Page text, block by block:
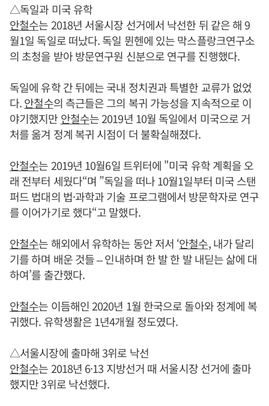
△독일과 미국 유학
안철수는 2018년 서울시장 선거에서 낙선한 뒤 같은 해 9
월1일 독일로 떠났다. 독일 뮌헨에 있는 막스플랑크연구소
의 초청을 받아 방문연구원 신분으로 연구를 진행했다.
독일에 유학 간 뒤에는 국내 정치권과 특별한 교류가 없었
다.안철수의 측근들은 그의 복귀 가능성을 지속적으로 이
야기했지만 안철수는 2019년 10월 독일에서 미국으로 거
처를 옮겨 정계 복귀 시점이 더 불확실해졌다.
안철수는 2019년 10월6일 트위터에 "미국 유학 계획을 오
래 전부터 세웠다“며 ”독일을 떠나 10월1일부터 미국 스탠
퍼드 법대의 법·과학과 기술 프로그램에서 방문학자로 연구
를 이어가기로 했다“고 말했다.
안철수는 해외에서 유학하는 동안 저서 ‘안철수, 내가 달리
기를 하며 배운 것들 – 인내하며 한 발 한 발 내딛는 삶에 대
하여’를 출간했다.
안철수는 이듬해인 2020년 1월 한국으로 돌아와 정계에 복
귀했다. 유학생활은 1년4개월 정도였다.
△서울시장에 출마해 3위로 낙선
안철수는 2018년 6·13 지방선거 때 서울시장 선거에 출마
했지만 3위로 낙선했다.